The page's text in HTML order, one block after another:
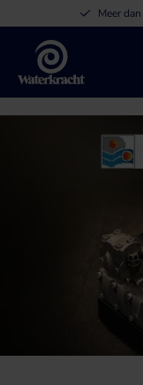
Meer dan
Waterkracht